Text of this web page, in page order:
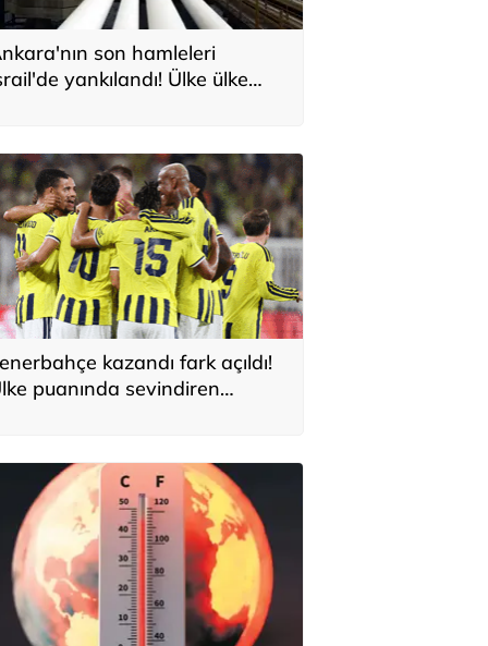
son hamleleri
yankılandı! Ülke ülke
kazandı fark açıldı!
puanında sevindiren